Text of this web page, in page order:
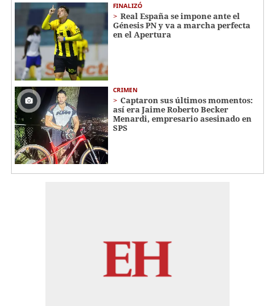
FINALIZÓ
Real España se impone ante el
Génesis PN y va a marcha perfecta
en el Apertura
CRIMEN
Captaron sus últimos momentos:
así era Jaime Roberto Becker
Menardi​​​, empresario asesinado en
SPS